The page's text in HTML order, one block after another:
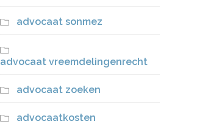
advocaat sonmez
advocaat vreemdelingenrecht
advocaat zoeken
advocaatkosten